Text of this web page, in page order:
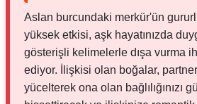
Aslan burcundaki merkür'ün
yüksek etkisi, aşk hayatınızda
gösterişli kelimelerle dışa vurma
ediyor. İlişkisi olan boğalar,
yücelterek ona olan bağlılığınızı